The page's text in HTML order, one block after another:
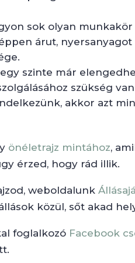
sok olyan
árut,
egy szinte már
szükség
akkor azt
önéletrajz mintához,
érzed, hogy rád illik.
weboldalunk
közül, sőt akad
foglalkozó Facebook